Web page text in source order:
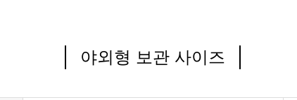
야외형 보관 사이즈